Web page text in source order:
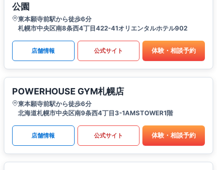
公園
東本願寺前駅から徒歩6分
札幌市中央区南8条西4丁目422-41オリエンタルホテル902
店舗情報 公式サイト 体験・相談予約
POWERHOUSE GYM札幌店
東本願寺前駅から徒歩6分
北海道札幌市中央区南9条西4丁目3-1AMSTOWER1階
店舗情報 公式サイト 体験・相談予約